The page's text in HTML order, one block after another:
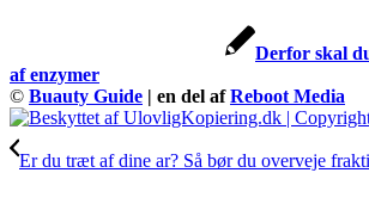
Derfor skal
af enzymer
© Buauty Guide | en del afReboot Media
Er du træt af dine ar? Så bør du overveje